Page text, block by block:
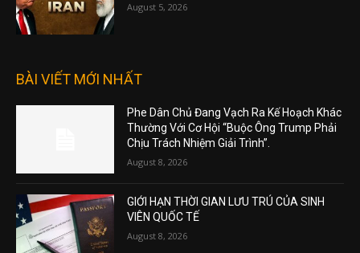
August 5, 2026
BÀI VIẾT MỚI NHẤT
Phe Dân Chủ Đang Vạch Ra Kế Hoạch Khác
Thường Với Cơ Hội “Buộc Ông Trump Phải
Chịu Trách Nhiệm Giải Trình”.
August 8, 2026
GIỚI HẠN THỜI GIAN LƯU TRÚ CỦA SINH
VIÊN QUỐC TẾ
August 8, 2026